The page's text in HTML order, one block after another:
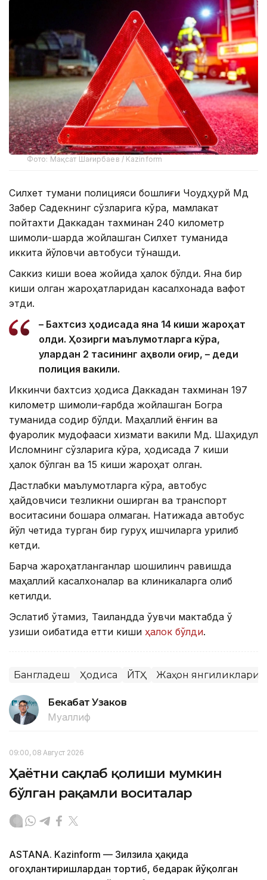
Фото: Мақсат Шағирбаев / Kazinform
Силхет тумани полицияси бошлиғи Чоудҳурй Мд
Забер Садекнинг сўзларига кўра, мамлакат
пойтахти Даккадан тахминан 240 километр
шимоли-шарқда жойлашган Силхет туманида
иккита йўловчи автобуси тўқнашди.
Саккиз киши воқеа жойида ҳалок бўлди. Яна бир
киши олган жароҳатларидан касалхонада вафот
этди.
– Бахтсиз ҳодисада яна 14 киши жароҳат
олди. Ҳозирги маълумотларга кўра,
улардан 2 тасининг аҳволи оғир, – деди
полиция вакили.
Иккинчи бахтсиз ҳодиса Даккадан тахминан 197
километр шимоли-ғарбда жойлашган Богра
туманида содир бўлди. Маҳаллий ёнғин ва
фуқаролик мудофааси хизмати вакили Мд. Шаҳидул
Исломнинг сўзларига кўра, ҳодисада 7 киши
ҳалок бўлган ва 15 киши жароҳат олган.
Дастлабки маълумотларга кўра, автобус
ҳайдовчиси тезликни оширган ва транспорт
воситасини бошқара олмаган. Натижада автобус
йўл четида турган бир гуруҳ ишчиларга урилиб
кетди.
Барча жароҳатланганлар шошилинч равишда
маҳаллий касалхоналар ва клиникаларга олиб
кетилди.
Эслатиб ўтамиз, Таиландда ўқувчи мактабда ўқ
узиши оқибатида етти киши ҳалок бўлди.
Бангладеш Ҳодиса ЙТҲ Жаҳон янгиликлари
Бекабат Узаков
Муаллиф
09:00, 08 Август 2026
Ҳаётни сақлаб қолиши мумкин
бўлган рақамли воситалар
ASTANA. Kazinform — Зилзила ҳақида
огоҳлантиришлардан тортиб, бедарак йўқолган